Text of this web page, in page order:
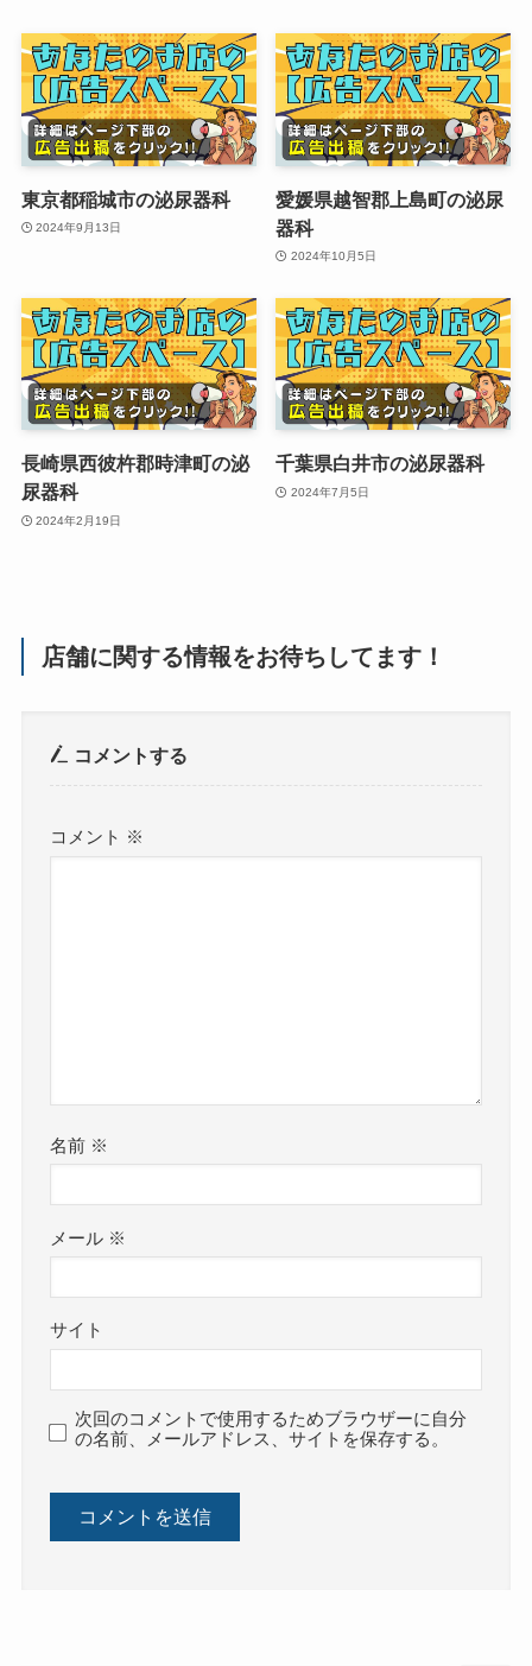
東京都稲城市の泌尿器科
2024年9月13日
愛媛県越智郡上島町の泌尿
器科
2024年10月5日
長崎県西彼杵郡時津町の泌
尿器科
2024年2月19日
千葉県白井市の泌尿器科
2024年7月5日
店舗に関する情報をお待ちしてます！
コメントする
コメント ※
名前 ※
メール ※
サイト
次回のコメントで使用するためブラウザーに自分
の名前、メールアドレス、サイトを保存する。